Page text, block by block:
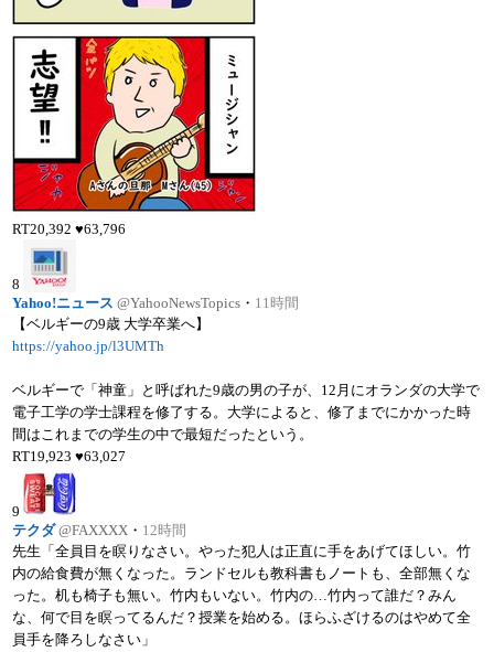
RT20,392♥63,796
8
Yahoo!ニュース @YahooNewsTopics ・ 11時間
【ベルギーの9歳 大学卒業へ】
https://yahoo.jp/l3UMTh
ベルギーで「神童」と呼ばれた9歳の男の子が、12月にオランダの大学で
電子工学の学士課程を修了する。大学によると、修了までにかかった時
間はこれまでの学生の中で最短だったという。
RT19,923♥63,027
9
テクダ @FAXXXX ・ 12時間
先生「全員目を瞑りなさい。やった犯人は正直に手をあげてほしい。竹
内の給食費が無くなった。ランドセルも教科書もノートも、全部無くな
った。机も椅子も無い。竹内もいない。竹内の…竹内って誰だ？みん
な、何で目を瞑ってるんだ？授業を始める。ほらふざけるのはやめて全
員手を降ろしなさい」